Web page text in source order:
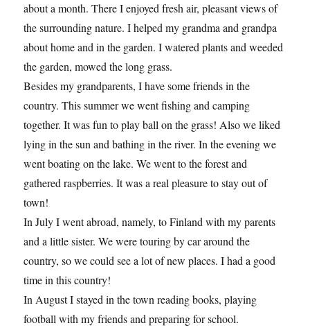
about a month. There I enjoyed fresh air, pleasant views of
the surrounding nature. I helped my grandma and grandpa
about home and in the garden. I watered plants and weeded
the garden, mowed the long grass.
Besides my grandparents, I have some friends in the
country. This summer we went fishing and camping
together. It was fun to play ball on the grass! Also we liked
lying in the sun and bathing in the river. In the evening we
went boating on the lake. We went to the forest and
gathered raspberries. It was a real pleasure to stay out of
town!
In July I went abroad, namely, to Finland with my parents
and a little sister. We were touring by car around the
country, so we could see a lot of new places. I had a good
time in this country!
In August I stayed in the town reading books, playing
football with my friends and preparing for school.